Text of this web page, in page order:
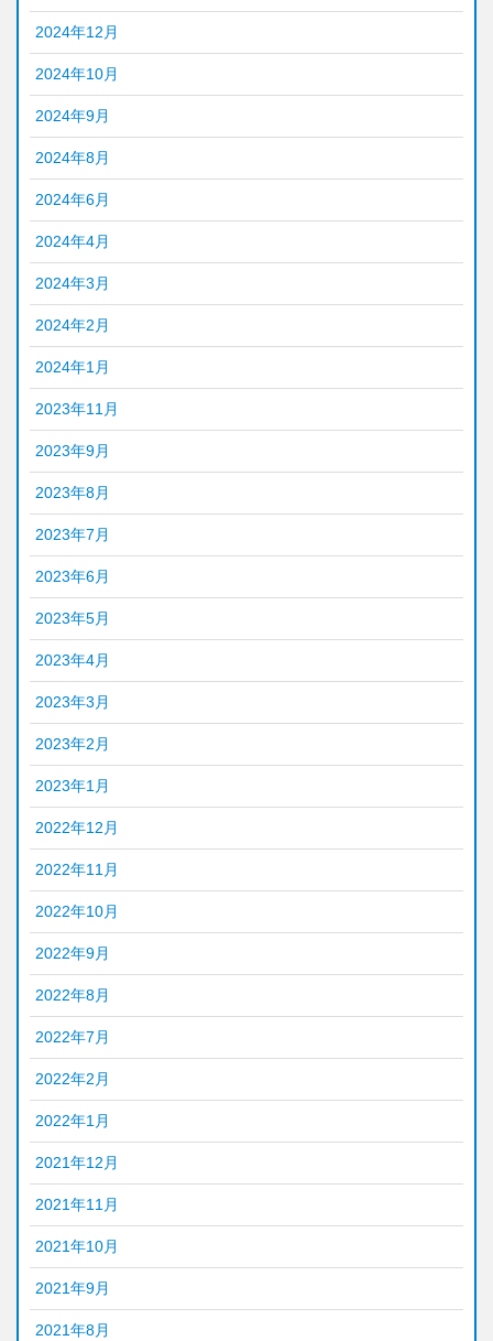
2024年12月
2024年10月
2024年9月
2024年8月
2024年6月
2024年4月
2024年3月
2024年2月
2024年1月
2023年11月
2023年9月
2023年8月
2023年7月
2023年6月
2023年5月
2023年4月
2023年3月
2023年2月
2023年1月
2022年12月
2022年11月
2022年10月
2022年9月
2022年8月
2022年7月
2022年2月
2022年1月
2021年12月
2021年11月
2021年10月
2021年9月
2021年8月